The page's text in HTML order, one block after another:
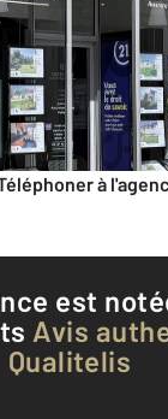
Jean
-
Envoyer un
Téléphoner à
est
Avis
Qualitelis